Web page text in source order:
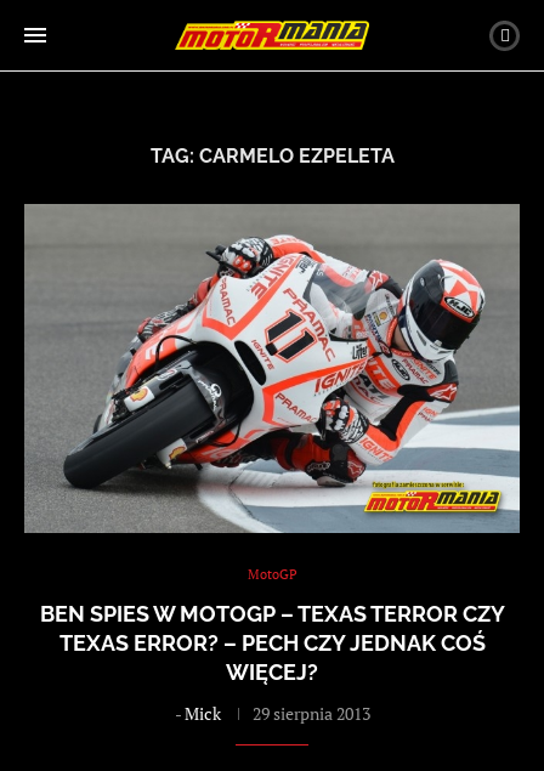
TAG: CARMELO EZPELETA
MotoGP
BEN SPIES W MOTOGP – TEXAS TERROR CZY
TEXAS ERROR? – PECH CZY JEDNAK COŚ
WIĘCEJ?
-Mick 29 sierpnia 2013